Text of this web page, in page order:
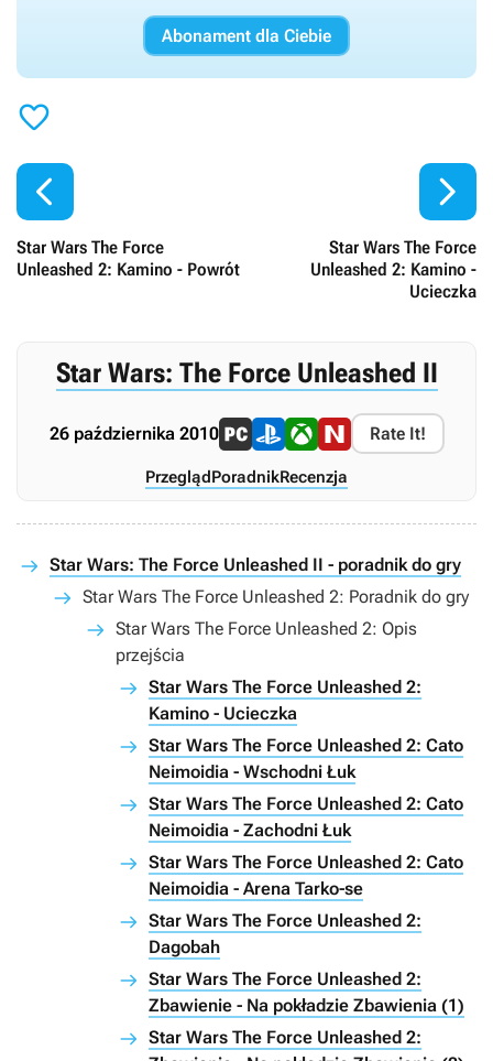
Abonament dla Ciebie


Star Wars The Force
Unleashed 2: Kamino - Powrót
Star Wars The Force
Unleashed 2: Kamino -
Ucieczka

Star Wars: The Force Unleashed II
26 października 2010 Rate It!
PrzeglądPoradnikRecenzja
Star Wars: The Force Unleashed II - poradnik do gry
Star Wars The Force Unleashed 2: Poradnik do gry
Star Wars The Force Unleashed 2: Opis
przejścia
Star Wars The Force Unleashed 2:
Kamino - Ucieczka
Star Wars The Force Unleashed 2: Cato
Neimoidia - Wschodni Łuk
Star Wars The Force Unleashed 2: Cato
Neimoidia - Zachodni Łuk
Star Wars The Force Unleashed 2: Cato
Neimoidia - Arena Tarko-se
Star Wars The Force Unleashed 2:
Dagobah
Star Wars The Force Unleashed 2:
Zbawienie - Na pokładzie Zbawienia (1)
Star Wars The Force Unleashed 2: